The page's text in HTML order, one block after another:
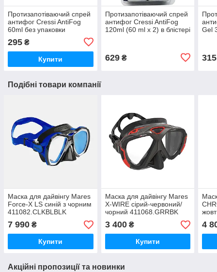
Протизапотіваючий спрей
антифог Cressi AntiFog
60ml без упаковки
295 ₴
Купити
Протизапотіваючий спрей
антифог Cressi AntiFog
120ml (60 ml х 2) в блістері
629₴
Gel
315
Подібні товари компанії
Маска для дайвінгу Mares
Force-X LS синій з чорним
411082.CLKBLBLK
7 990 ₴
Купити
Маска для дайвінгу Mares
X-WIRE сірий-червоний/
чорний 411068.GRRBK
3 400₴
Купити
4
Акційні пропозиції та новинки